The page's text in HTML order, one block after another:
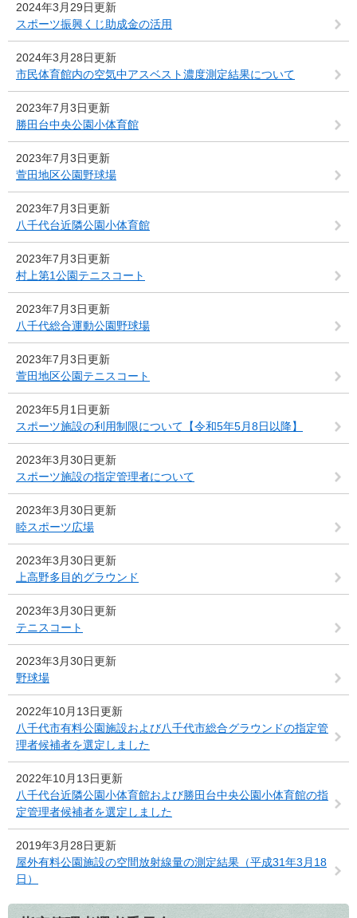
2024年3月29日更新
スポーツ振興くじ助成金の活用
2024年3月28日更新
市民体育館内の空気中アスベスト濃度測定結果について
2023年7月3日更新
勝田台中央公園小体育館
2023年7月3日更新
萱田地区公園野球場
2023年7月3日更新
八千代台近隣公園小体育館
2023年7月3日更新
村上第1公園テニスコート
2023年7月3日更新
八千代総合運動公園野球場
2023年7月3日更新
萱田地区公園テニスコート
2023年5月1日更新
スポーツ施設の利用制限について【令和5年5月8日以降】
2023年3月30日更新
スポーツ施設の指定管理者について
2023年3月30日更新
睦スポーツ広場
2023年3月30日更新
上高野多目的グラウンド
2023年3月30日更新
テニスコート
2023年3月30日更新
野球場
2022年10月13日更新
八千代市有料公園施設および八千代市総合グラウンドの指定管
理者候補者を選定しました
2022年10月13日更新
八千代台近隣公園小体育館および勝田台中央公園小体育館の指
定管理者候補者を選定しました
2019年3月28日更新
屋外有料公園施設の空間放射線量の測定結果（平成31年3月18
日）